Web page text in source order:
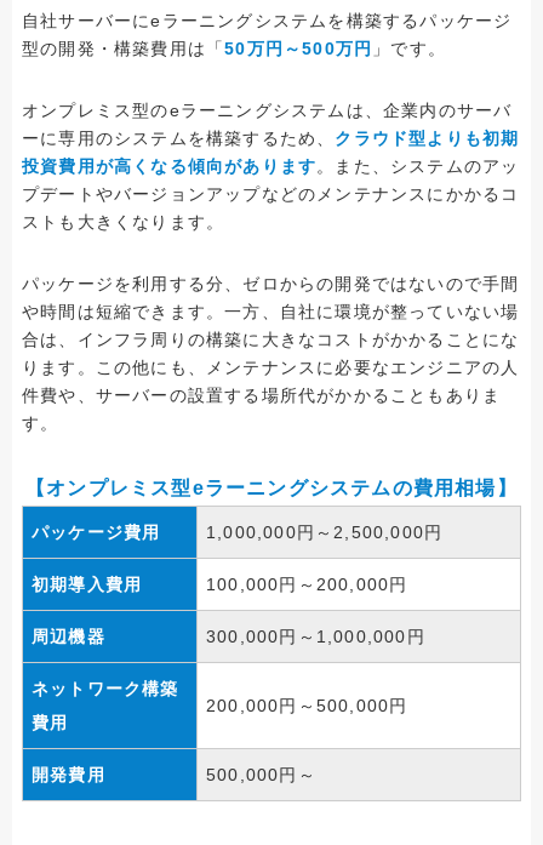
自社サーバーにeラーニングシステムを構築するパッケージ
型の開発・構築費用は「50万円～500万円 」です。
オンプレミス型のeラーニングシステムは、企業内のサーバ
ーに専用のシステムを構築するため、 クラウド型よりも初期
投資費用が高くなる傾向があります。また、システムのアッ
プデートやバージョンアップなどのメンテナンスにかかるコ
ストも大きくなります。
パッケージを利用する分、ゼロからの開発ではないので手間
や時間は短縮できます。一方、自社に環境が整っていない場
合は、インフラ周りの構築に大きなコストがかかることにな
ります。この他にも、メンテナンスに必要なエンジニアの人
件費や、サーバーの設置する場所代がかかることもありま
す。
【オンプレミス型eラーニングシステムの費用相場】
パッケージ費用 1,000,000円～2,500,000円
初期導入費用 100,000円～200,000円
周辺機器 300,000円～1,000,000円
ネットワーク構築
費用
200,000円～500,000円
開発費用 500,000円～